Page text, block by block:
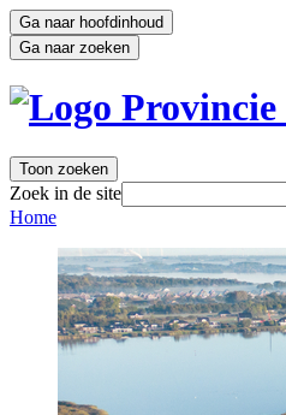
Ga naar hoofdinhoud
Ga naar zoeken
Toon zoeken
Zoek in de site
Home